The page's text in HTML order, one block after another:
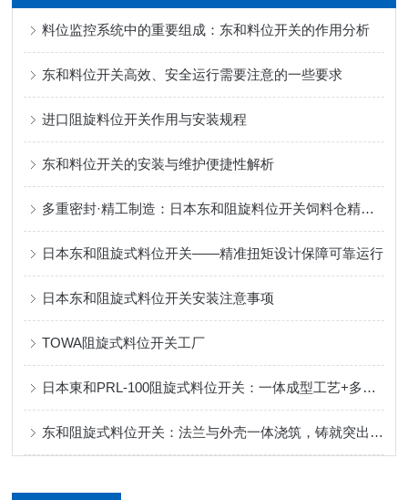
料位监控系统中的重要组成：东和料位开关的作用分析
东和料位开关高效、安全运行需要注意的一些要求
进口阻旋料位开关作用与安装规程
东和料位开关的安装与维护便捷性解析
多重密封·精工制造：日本东和阻旋料位开关饲料仓精准控料
日本东和阻旋式料位开关——精准扭矩设计保障可靠运行
日本东和阻旋式料位开关安装注意事项
TOWA阻旋式料位开关工厂
日本東和PRL-100阻旋式料位开关：一体成型工艺+多重密封，定义可靠防护！
东和阻旋式料位开关：法兰与外壳一体浇筑，铸就突出性能